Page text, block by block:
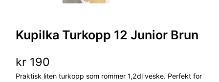
Kupilka Turkopp 12 Junior Brun
kr 190
Praktisk liten turkopp som rommer 1,2dl veske. Perfekt for